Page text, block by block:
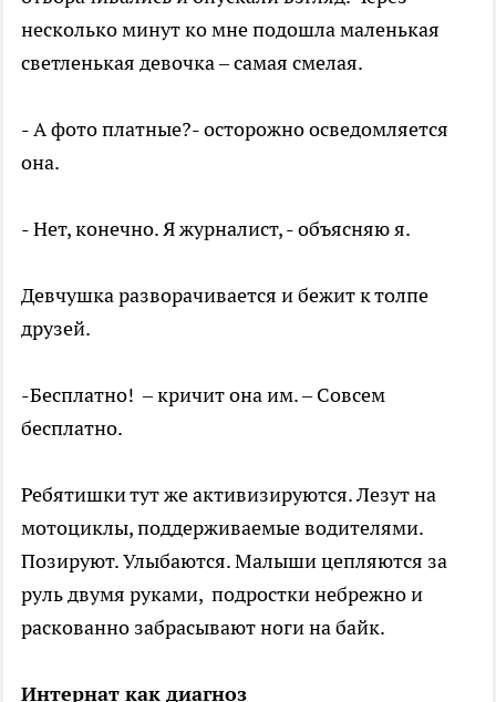
несколько минут ко мне подошла маленькая
светленькая девочка – самая смелая.
- А фото платные?- осторожно осведомляется
она.
- Нет, конечно. Я журналист, - объясняю я.
Девчушка разворачивается и бежит к толпе
друзей.
-Бесплатно! – кричит она им. – Совсем
бесплатно.
Ребятишки тут же активизируются. Лезут на
мотоциклы, поддерживаемые водителями.
Позируют. Улыбаются. Малыши цепляются за
руль двумя руками, подростки небрежно и
раскованно забрасывают ноги на байк.
Интернат как диагноз